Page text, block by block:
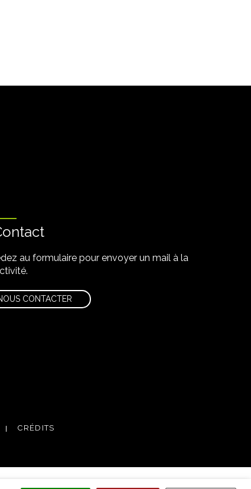
au formulaire pour envoyer un mail à la
CONTACTER
CRÉDITS